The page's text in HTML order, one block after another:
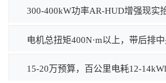
300-400kW功率AR-HUD增强现实
电机总扭矩400N·m以上，带后排
15-20万预算，百公里电耗12-